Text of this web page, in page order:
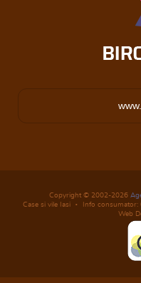
Copyright © 2002-2026
Case si vile Iasi
Info consumator:
Web